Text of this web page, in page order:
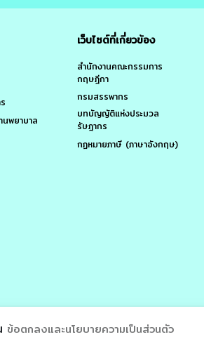
byAsia Alliance Partner
ข้อตกลงและนโยบายความเป็นส่วนตัว